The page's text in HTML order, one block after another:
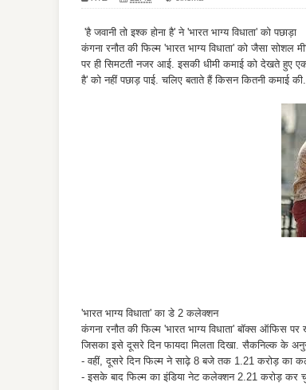
'है जवानी तो इश्क होना है' ने 'भारत भाग्य विधाता' को पछाड़ा
कंगना रनौत की फिल्म 'भारत भाग्य विधाता' को जैसा सोशल
पर ही सिमटती नजर आई. इसकी धीमी कमाई को देखते हुए
है' को नहीं पछाड़ पाई. चलिए बताते हैं किसन कितनी कमाई की.
'भारत भाग्य विधाता' का डे 2 कलेक्शन
कंगना रनौत की फिल्म 'भारत भाग्य विधाता' बॉक्स
जिसका इसे दूसरे दिन फायदा मिलता दिखा. सैकनिल्क के
- वहीं, दूसरे दिन फिल्म ने साढ़े 8 बजे तक 1.21 करोड़ का
- इसके बाद फिल्म का इंडिया नेट कलेक्शन 2.21 करोड़ कर